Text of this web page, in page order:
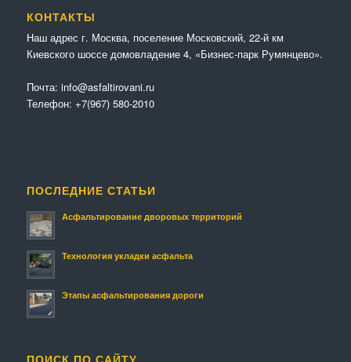
КОНТАКТЫ
Наш адрес г. Москва, поселение Московский, 22-й км
Киевского шоссе домовладение 4, «Бизнес-парк Румянцево».
Почта: info@asfaltirovani.ru
Телефон: +7(967) 580-2010
ПОСЛЕДНИЕ СТАТЬИ
Асфальтирование дворовых территорий
Технология укладки асфальта
Этапы асфальтирования дороги
ПОИСК ПО САЙТУ